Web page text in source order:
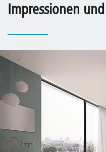
Impressionen